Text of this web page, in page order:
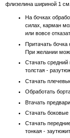
флизелина шириной 1 см.
На бочках
силах, карман
или вовсе
Притачать
При желании
Стачать
толстая -
Стачать
Обработать
Втачать
Стачать
Стачать
тонкая -